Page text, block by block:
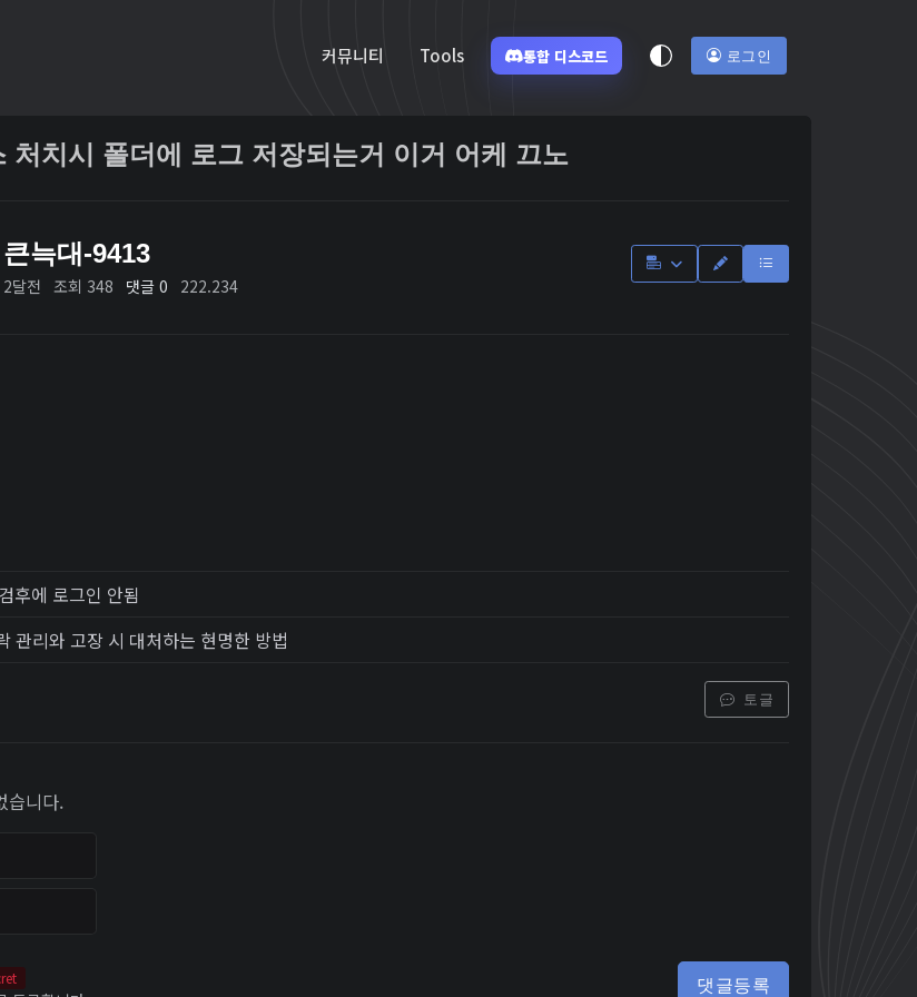
커뮤니티 Tools 통합 디스코드 로그인
처치시 폴더에 로그 저장되는거 이거 어케 끄노
큰늑대-9413
2달전 조회 348 댓글 0 222.234
후에 로그인 안됨
관리와 고장 시 대처하는 현명한 방법
토글
습니다.
댓글등록